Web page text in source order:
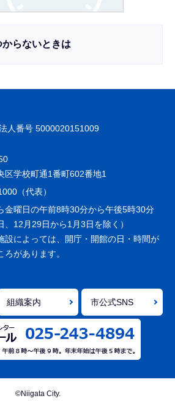
らないときは
人番号 5000020151009
区学校町通1番町602番地1
（代表）
金曜日の午前8時30分から午後5時30分
、12月29日から1月3日を除く）
設によっては、開庁・開館の日・時間が
ろがあります。
組織案内 市公式SNS
©Niigata City.